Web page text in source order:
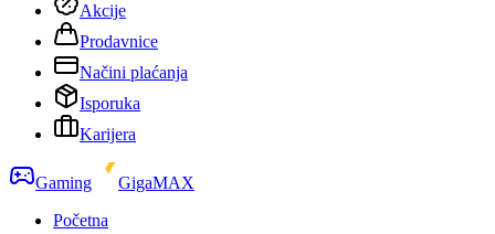
Akcije
Prodavnice
Načini plaćanja
Isporuka
Karijera
Gaming
GigaMAX
Početna